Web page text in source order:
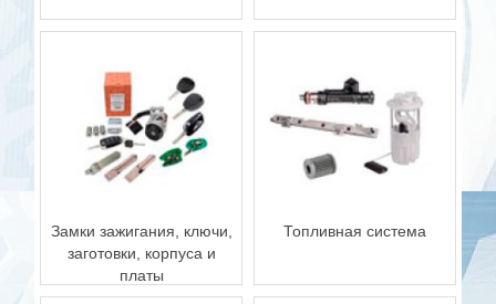
Замки зажигания, ключи,
заготовки, корпуса и
платы
Топливная система